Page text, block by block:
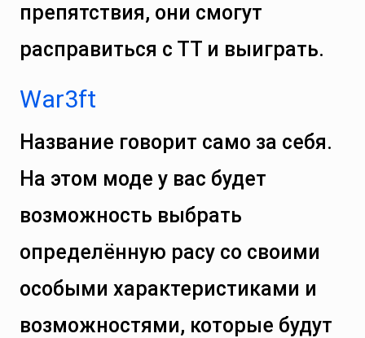
препятствия, они смогут
расправиться с ТТ и выиграть.
War3ft
Название говорит само за себя.
На этом моде у вас будет
возможность выбрать
определённую расу со своими
особыми характеристиками и
возможностями, которые будут